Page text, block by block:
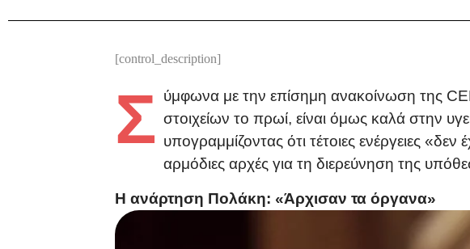
[control_description]
Σ ύμφωνα με την επίσημη ανακοίνωση της
στοιχείων το πρωί, είναι όμως καλά στην
υπογραμμίζοντας ότι τέτοιες ενέργειες
αρμόδιες αρχές για τη διερεύνηση της
Η ανάρτηση Πολάκη: «Άρχισαν τα όργανα»